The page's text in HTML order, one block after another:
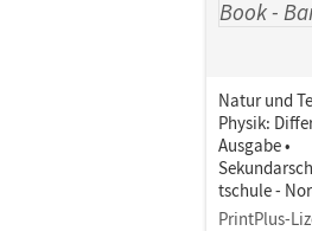
Natur und
Physik:
Ausgabe •
tschule -
Westfalen ·
PrintPlus-